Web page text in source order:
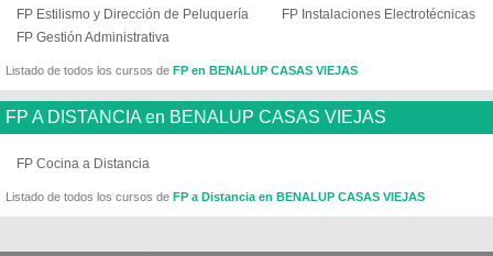
FP Estilismo y Dirección de Peluquería
FP Instalaciones Electrotécnicas
FP Gestión Administrativa
Listado de todos los cursos de FP en BENALUP CASAS VIEJAS
FP A DISTANCIA en BENALUP CASAS VIEJAS
FP Cocina a Distancia
Listado de todos los cursos de FP a Distancia en BENALUP CASAS VIEJAS